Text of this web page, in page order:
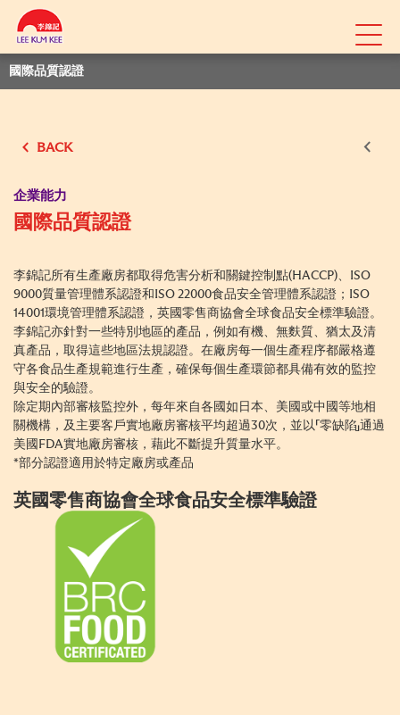
國際品質認證
BACK
企業能力
國際品質認證
李錦記所有生產廠房都取得危害分析和關鍵控制點(HACCP)、ISO
9000質量管理體系認證和ISO 22000食品安全管理體系認證；ISO
14001環境管理體系認證，英國零售商協會全球食品安全標準驗證。
李錦記亦針對一些特別地區的產品，例如有機、無麩質、猶太及清
真產品，取得這些地區法規認證。在廠房每一個生產程序都嚴格遵
守各食品生產規範進行生產，確保每個生產環節都具備有效的監控
與安全的驗證。
除定期內部審核監控外，每年來自各國如日本、美國或中國等地相
關機構，及主要客戶實地廠房審核平均超過30次，並以「零缺陷」通過
美國FDA實地廠房審核，藉此不斷提升質量水平。
*部分認證適用於特定廠房或產品
英國零售商協會全球食品安全標準驗證